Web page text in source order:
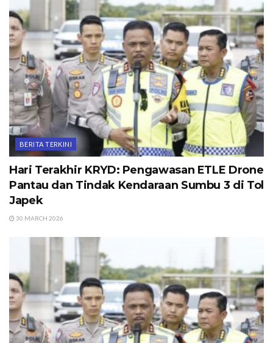
BERITA TERKINI
Hari Terakhir KRYD: Pengawasan ETLE Drone
Pantau dan Tindak Kendaraan Sumbu 3 di Tol
Japek
30 MARCH 2026